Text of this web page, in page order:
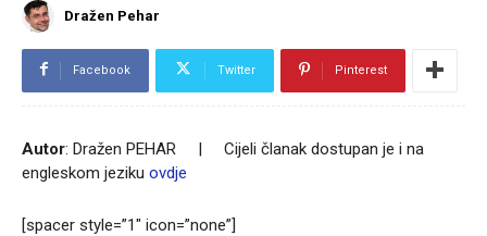
Dražen Pehar
Facebook Twitter Pinterest
Autor: Dražen PEHAR | Cijeli članak dostupan je i na
engleskom jeziku ovdje
[spacer style=”1″ icon=”none”]